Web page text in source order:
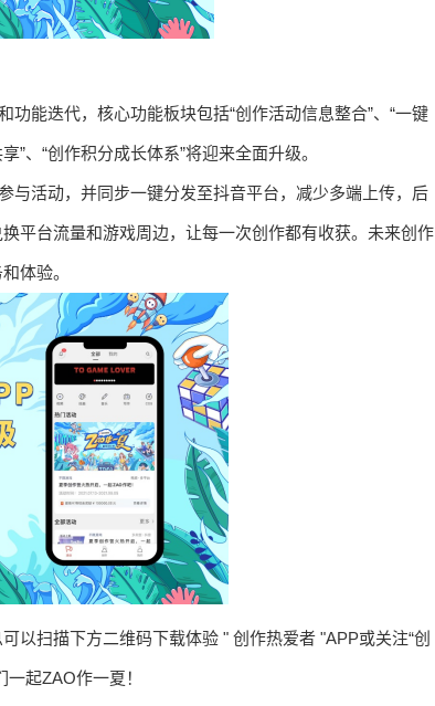
能迭代，核心功能板块包括“创作活动信息整合”、“一键
”、“创作积分成长体系”将迎来全面升级。
与活动，并同步一键分发至抖音平台，减少多端上传，后
平台流量和游戏周边，让每一次创作都有收获。未来创作
体验。
以扫描下方二维码下载体验 " 创作热爱者 "APP或关注“创
起ZAO作一夏！